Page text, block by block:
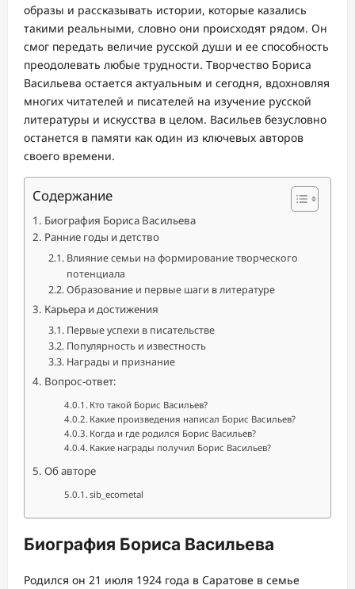
образы и рассказывать истории, которые казались
такими реальными, словно они происходят рядом. Он
смог передать величие русской души и ее способность
преодолевать любые трудности. Творчество Бориса
Васильева остается актуальным и сегодня, вдохновляя
многих читателей и писателей на изучение русской
литературы и искусства в целом. Васильев безусловно
останется в памяти как один из ключевых авторов
своего времени.
Содержание
Биография Бориса Васильева
Ранние годы и детство
Влияние семьи на формирование творческого
потенциала
Образование и первые шаги в литературе
Карьера и достижения
Первые успехи в писательстве
Популярность и известность
Награды и признание
Вопрос-ответ:
Кто такой Борис Васильев?
Какие произведения написал Борис Васильев?
Когда и где родился Борис Васильев?
Какие награды получил Борис Васильев?
Об авторе
sib_ecometal
Биография Бориса Васильева
Родился он 21 июля 1924 года в Саратове в семье